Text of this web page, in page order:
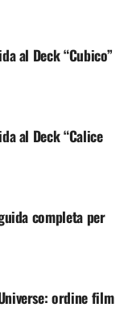
al Deck “Cubico”
al Deck “Calice
completa per
ordine film